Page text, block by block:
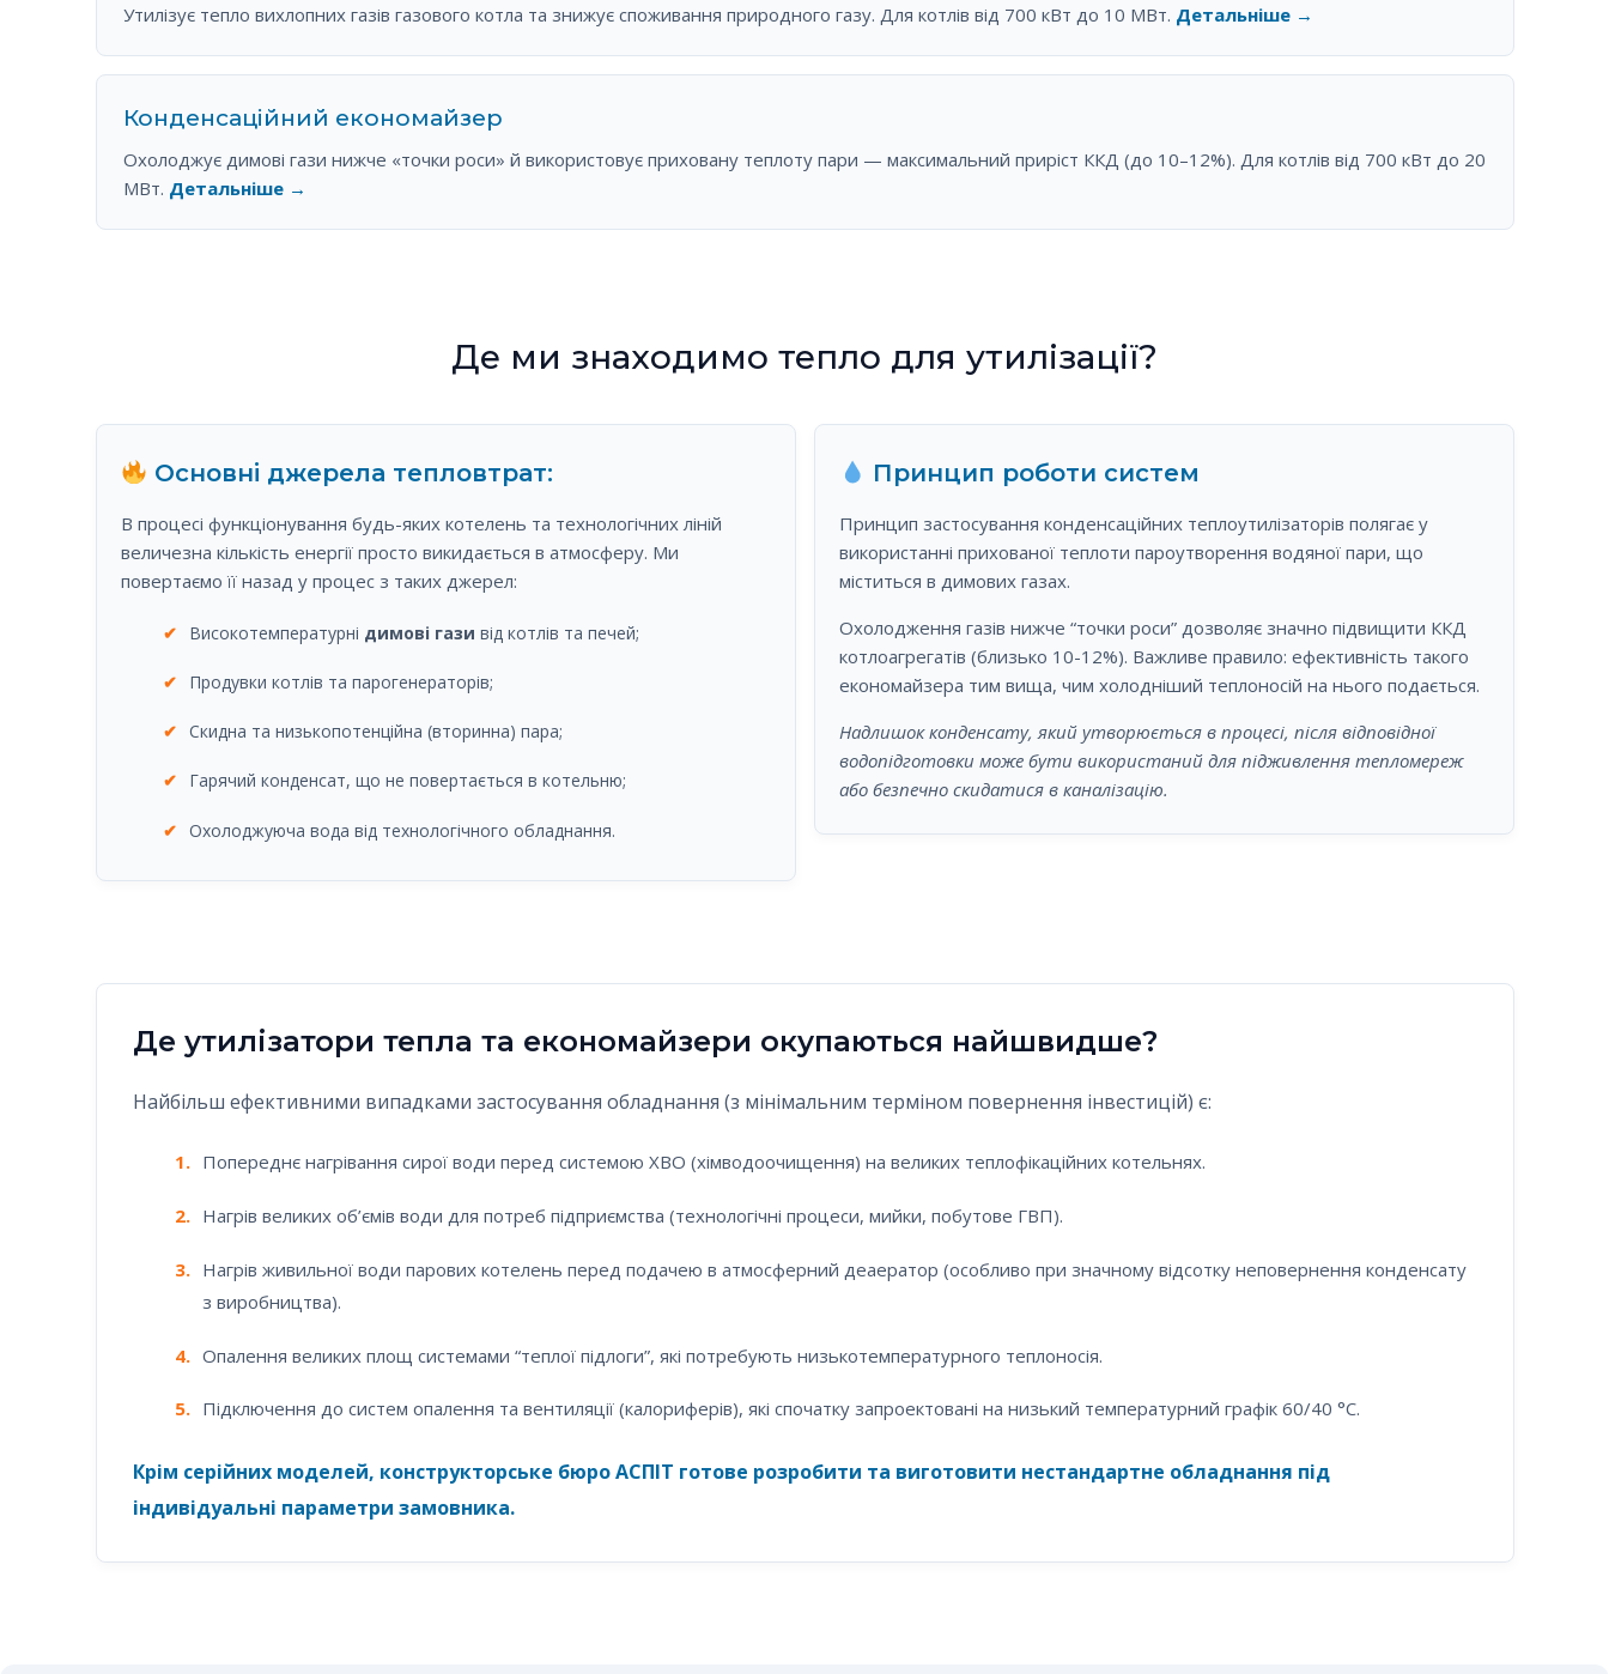
Утилізує тепло вихлопних газів газового котла та знижує споживання природного газу. Для котлів від 700 кВт до 10 МВт. Детальніше →
Конденсаційний економайзер
Охолоджує димові гази нижче «точки роси» й використовує приховану теплоту пари — максимальний приріст ККД (до 10–12%). Для котлів від 700 кВт до 20
МВт. Детальніше →
Де ми знаходимо тепло для утилізації?
Основні джерела тепловтрат:
В процесі функціонування будь-яких котелень та технологічних ліній
величезна кількість енергії просто викидається в атмосферу. Ми
повертаємо її назад у процес з таких джерел:
✔ Високотемпературні димові гази від котлів та печей;
✔ Продувки котлів та парогенераторів;
✔ Скидна та низькопотенційна (вторинна) пара;
✔ Гарячий конденсат, що не повертається в котельню;
✔ Охолоджуюча вода від технологічного обладнання.
Принцип роботи систем
Принцип застосування конденсаційних теплоутилізаторів полягає у
використанні прихованої теплоти пароутворення водяної пари, що
міститься в димових газах.
Охолодження газів нижче “точки роси” дозволяє значно підвищити ККД
котлоагрегатів (близько 10-12%). Важливе правило: ефективність такого
економайзера тим вища, чим холодніший теплоносій на нього подається.
Надлишок конденсату, який утворюється в процесі, після відповідної
водопідготовки може бути використаний для підживлення тепломереж
або безпечно скидатися в каналізацію.
Де утилізатори тепла та економайзери окупаються найшвидше?
Найбільш ефективними випадками застосування обладнання (з мінімальним терміном повернення інвестицій) є:
1. Попереднє нагрівання сирої води перед системою ХВО (хімводоочищення) на великих теплофікаційних котельнях.
2. Нагрів великих об’ємів води для потреб підприємства (технологічні процеси, мийки, побутове ГВП).
3. Нагрів живильної води парових котелень перед подачею в атмосферний деаератор (особливо при значному відсотку неповернення конденсату
з виробництва).
4. Опалення великих площ системами “теплої підлоги”, які потребують низькотемпературного теплоносія.
5. Підключення до систем опалення та вентиляції (калориферів), які спочатку запроектовані на низький температурний графік 60/40 °C.
Крім серійних моделей, конструкторське бюро АСПІТ готове розробити та виготовити нестандартне обладнання під
індивідуальні параметри замовника.